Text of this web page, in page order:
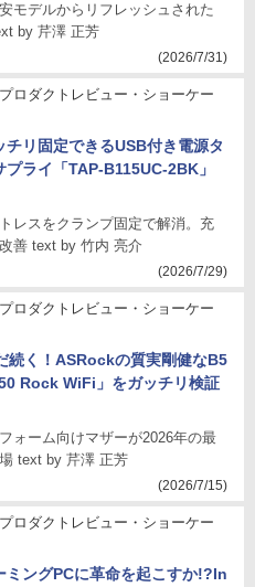
モデルからリフレッシュされた
by 芹澤 正芳
(2026/7/31)
プロダクトレビュー・ショーケー
チリ固定できるUSB付き電源タ
プライ「TAP-B115UC-2BK」
レスをクランプ固定で解消。充
善 text by 竹内 亮介
(2026/7/29)
プロダクトレビュー・ショーケー
続く！ASRockの質実剛健なB5
Rock WiFi」をガッチリ検証
ォーム向けマザーが2026年の最
text by 芹澤 正芳
(2026/7/15)
プロダクトレビュー・ショーケー
ミングPCに革命を起こすか!?In